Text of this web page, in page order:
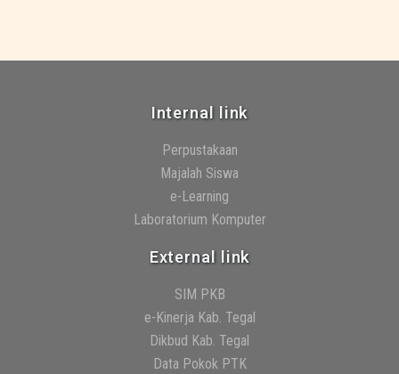
Internal link
Perpustakaan
Majalah Siswa
e-Learning
Laboratorium Komputer
External link
SIM PKB
e-Kinerja Kab. Tegal
Dikbud Kab. Tegal
Data Pokok PTK